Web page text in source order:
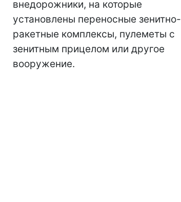
внедорожники, на которые
установлены переносные зенитно-
ракетные комплексы, пулеметы с
зенитным прицелом или другое
вооружение.